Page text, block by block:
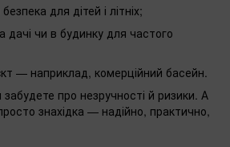
для дітей і літніх;
дачі чи в будинку для частого
— наприклад, комерційний басейн.
про незручності й ризики. А
знахідка — надійно, практично,